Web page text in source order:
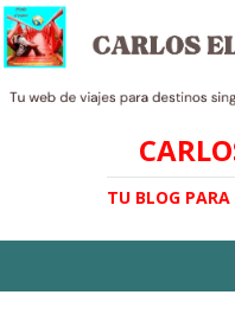
TU BLOG PARA